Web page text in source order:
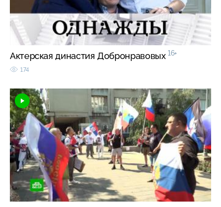
Актерская династия Добронравовых 16+
174